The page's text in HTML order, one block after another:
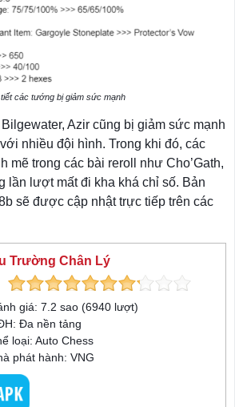
các tướng bị giảm sức mạnh
Azir cũng bị giảm sức mạnh
nhiều đội hình. Trong khi đó, các
mẽ trong các bài reroll như Cho’Gath,
lần lượt mất đi kha khá chỉ số. Bản
sẽ được cập nhật trực tiếp trên các
Trường Chân Lý
giá: 7.2 sao (6940 lượt)
Đa nền tảng
loại: Auto Chess
phát hành: VNG